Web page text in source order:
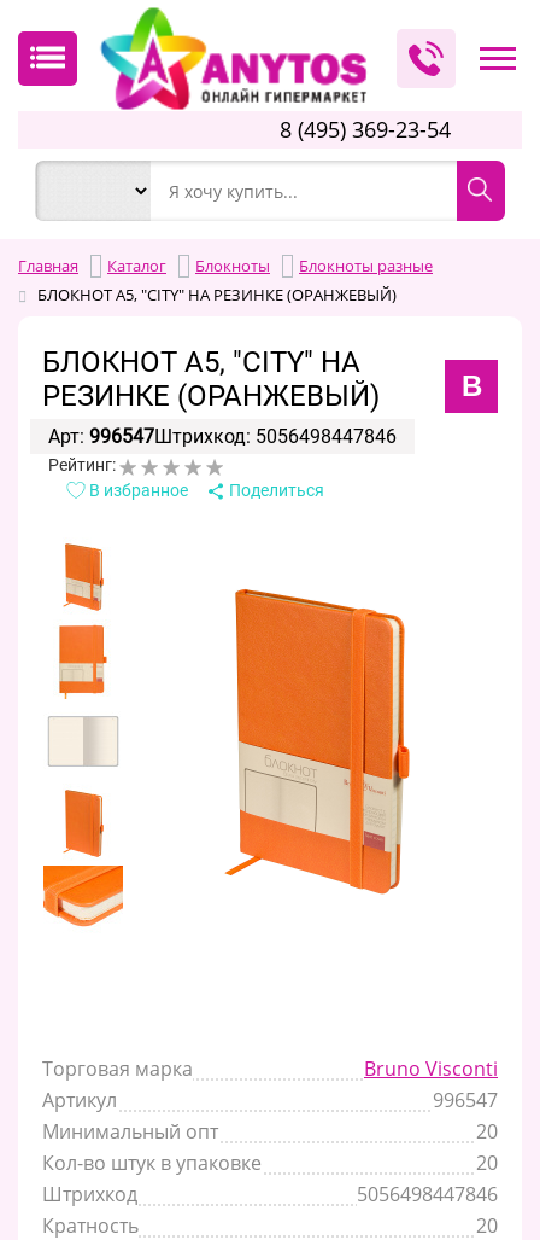
8 (495) 369-23-54
Главная Каталог Блокноты
Блокноты разные
БЛОКНОТ А5, "CITY" НА РЕЗИНКЕ (ОРАНЖЕВЫЙ)
БЛОКНОТ А5, "CITY" НА
РЕЗИНКЕ (ОРАНЖЕВЫЙ)
B
Арт: 996547Штрихкод: 5056498447846
Рейтинг:
В избранное
Поделиться
Торговая марка
Bruno Visconti
Артикул
996547
Минимальный опт
20
Кол-во штук в упаковке
20
Штрихкод
5056498447846
Кратность
20